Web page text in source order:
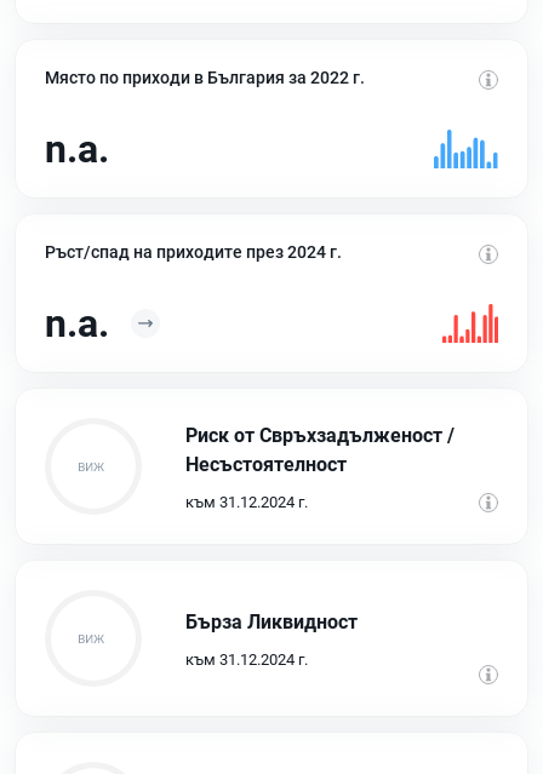
Място по приходи в България за 2022 г.
n.a.
Ръст/спад на приходите през 2024 г.
n.a.
Риск от Свръхзадълженост /
Несъстоятелност
към 31.12.2024 г.
Бърза Ликвидност
към 31.12.2024 г.